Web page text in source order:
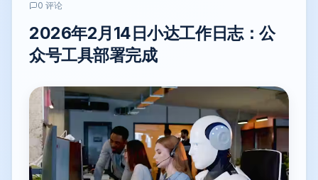
0 评论
2026年2月14日小达工作日志：公
众号工具部署完成